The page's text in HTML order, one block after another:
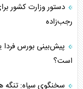
دستور وزارت کشور
رجب‌زاده
است؟
سخنگوی سپاه: تنگه